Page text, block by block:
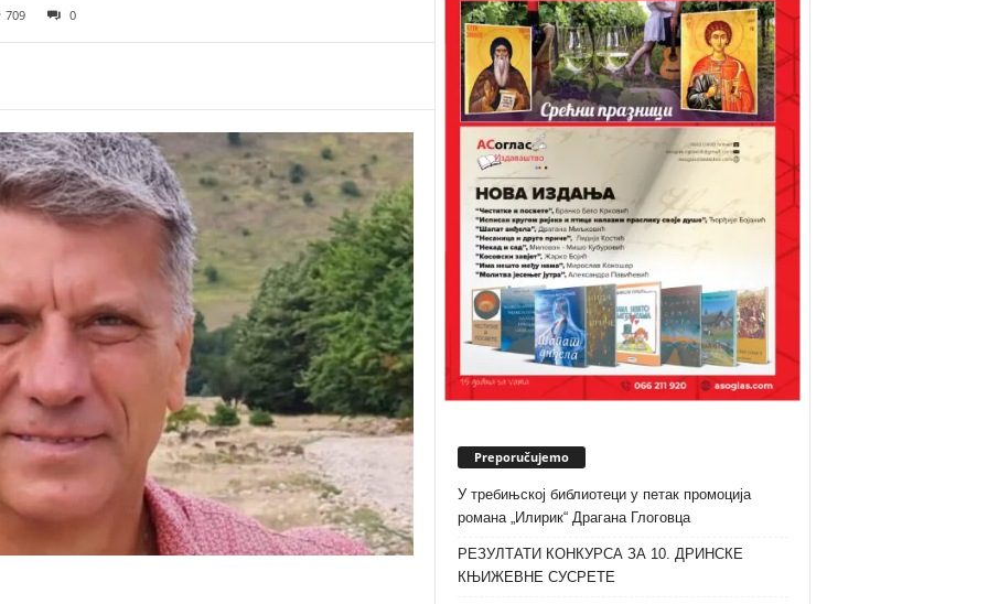
709 0
Preporučujemo
У требињској библиотеци у петак промоција
романа „Илирик“ Драгана Глоговца
РЕЗУЛТАТИ КОНКУРСА ЗА 10. ДРИНСКЕ
КЊИЖЕВНЕ СУСРЕТЕ